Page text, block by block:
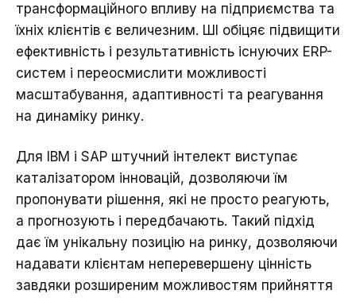
трансформаційного впливу на підприємства та
їхніх клієнтів є величезним. ШІ обіцяє підвищити
ефективність і результативність існуючих ERP-
систем і переосмислити можливості
масштабування, адаптивності та реагування
на динаміку ринку.
Для IBM і SAP штучний інтелект виступає
каталізатором інновацій, дозволяючи їм
пропонувати рішення, які не просто реагують,
а прогнозують і передбачають. Такий підхід
дає їм унікальну позицію на ринку, дозволяючи
надавати клієнтам неперевершену цінність
завдяки розширеним можливостям прийняття